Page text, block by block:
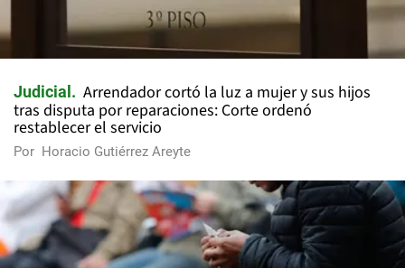
Judicial
Arrendador cortó la luz a mujer y sus hijos
tras disputa por reparaciones: Corte ordenó
restablecer el servicio
Por Horacio Gutiérrez Areyte